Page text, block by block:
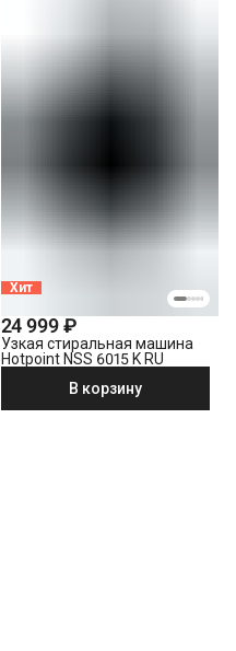
Хит
24 999 ₽
Узкая стиральная машина
Hotpoint NSS 6015 K RU
В корзину